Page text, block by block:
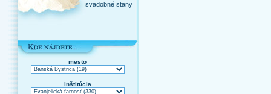
svadobné stany
mesto
inštitúcia